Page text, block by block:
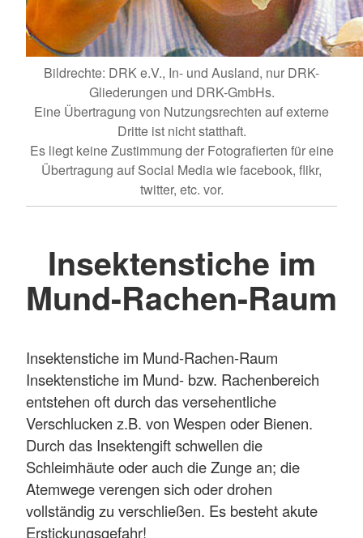
Bildrechte: DRK e.V., In- und Ausland, nur DRK-
Gliederungen und DRK-GmbHs.
Eine Übertragung von Nutzungsrechten auf externe
Dritte ist nicht statthaft.
Es liegt keine Zustimmung der Fotografierten für eine
Übertragung auf Social Media wie facebook, flikr,
twitter, etc. vor.
Insektenstiche im
Mund-Rachen-Raum
Insektenstiche im Mund-Rachen-Raum
Insektenstiche im Mund- bzw. Rachenbereich
entstehen oft durch das versehentliche
Verschlucken z.B. von Wespen oder Bienen.
Durch das Insektengift schwellen die
Schleimhäute oder auch die Zunge an; die
Atemwege verengen sich oder drohen
vollständig zu verschließen. Es besteht akute
Erstickungsgefahr!